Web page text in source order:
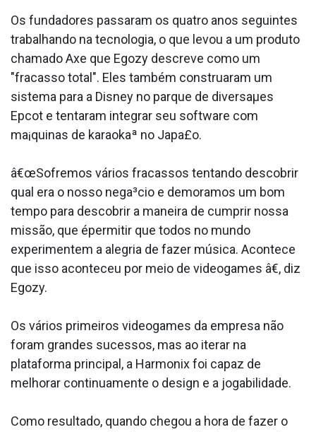
Os fundadores passaram os quatro anos seguintes
trabalhando na tecnologia, o que levou a um produto
chamado Axe que Egozy descreve como um
"fracasso total". Eles também construa­ram um
sistema para a Disney no parque de diversaµes
Epcot e tentaram integrar seu software com
ma¡quinas de karaokaª no Japa£o.
â€œSofremos vários fracassos tentando descobrir
qual era o nosso nega³cio e demoramos um bom
tempo para descobrir a maneira de cumprir nossa
missão, que épermitir que todos no mundo
experimentem a alegria de fazer música. Acontece
que isso aconteceu por meio de videogames â€, diz
Egozy.
Os vários primeiros videogames da empresa não
foram grandes sucessos, mas ao iterar na
plataforma principal, a Harmonix foi capaz de
melhorar continuamente o design e a jogabilidade.
Como resultado, quando chegou a hora de fazer o